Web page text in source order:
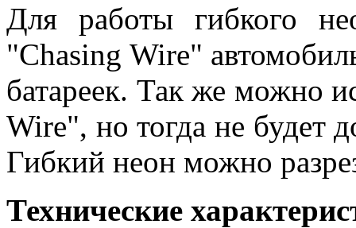
Для работы гибкого
"Chasing Wire"
батареек. Так же можно
Wire", но тогда не будет
Гибкий неон можно
Технические